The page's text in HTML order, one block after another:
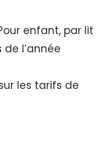
enfant, par lit
l’année
les tarifs de